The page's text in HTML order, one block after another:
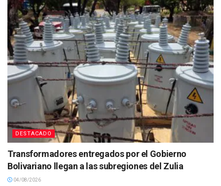
DESTACADO
Transformadores entregados por el Gobierno
Bolivariano llegan a las subregiones del Zulia
04/08/2026